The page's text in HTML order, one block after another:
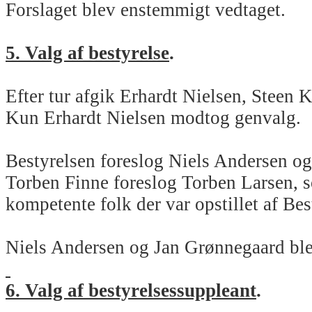
Forslaget blev enstemmigt vedtaget.
5. Valg af bestyrelse.
Efter tur afgik Erhardt Nielsen, Steen
Kun Erhardt Nielsen modtog genvalg.
Bestyrelsen foreslog Niels Andersen
Torben Finne foreslog Torben Larsen,
kompetente folk der var opstillet af
Niels Andersen og Jan Grønnegaard
6. Valg af bestyrelsessuppleant.